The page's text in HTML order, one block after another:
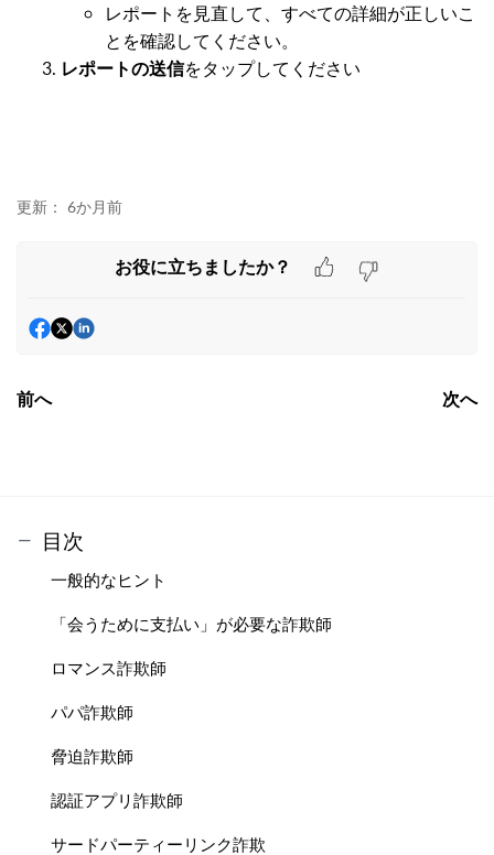
レポートを見直して、すべての詳細が正しいこ
とを確認してください。
レポートの送信をタップしてください
更新： 6か月前
お役に立ちましたか？
前へ 次へ
目次
一般的なヒント
「会うために支払い」が必要な詐欺師
ロマンス詐欺師
パパ詐欺師
脅迫詐欺師
認証アプリ詐欺師
サードパーティーリンク詐欺